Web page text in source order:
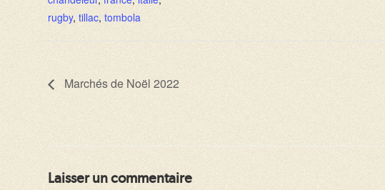
rugby,tillac,tombola
Marchés de Noël 2022
Laisser un commentaire